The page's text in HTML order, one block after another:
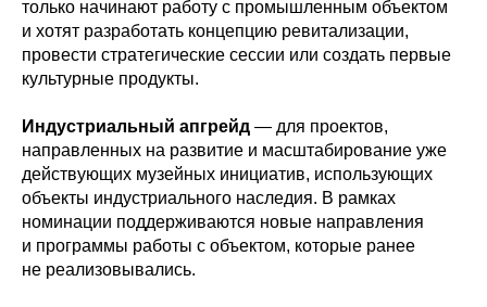
только начинают работу с промышленным объектом
и хотят разработать концепцию ревитализации,
провести стратегические сессии или создать первые
культурные продукты.
Индустриальный апгрейд — для проектов,
направленных на развитие и масштабирование уже
действующих музейных инициатив, использующих
объекты индустриального наследия. В рамках
номинации поддерживаются новые направления
и программы работы с объектом, которые ранее
не реализовывались.